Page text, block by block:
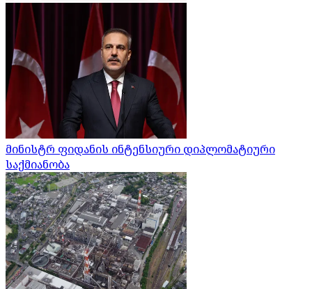
მინისტრ ფიდანის ინტენსიური დიპლომატიური
საქმიანობა